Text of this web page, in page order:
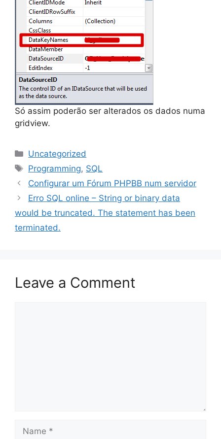
Só assim poderão ser alterados os dados numa
gridview.
Categories
Uncategorized
Tags
Programming, SQL
Configurar um Fórum PHPBB num servidor
Erro SQL online – String or binary data
would be truncated. The statement has been
terminated.
Leave a Comment
Name